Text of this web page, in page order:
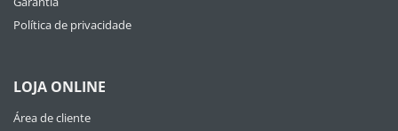
Política de privacidade
LOJA ONLINE
Área de cliente